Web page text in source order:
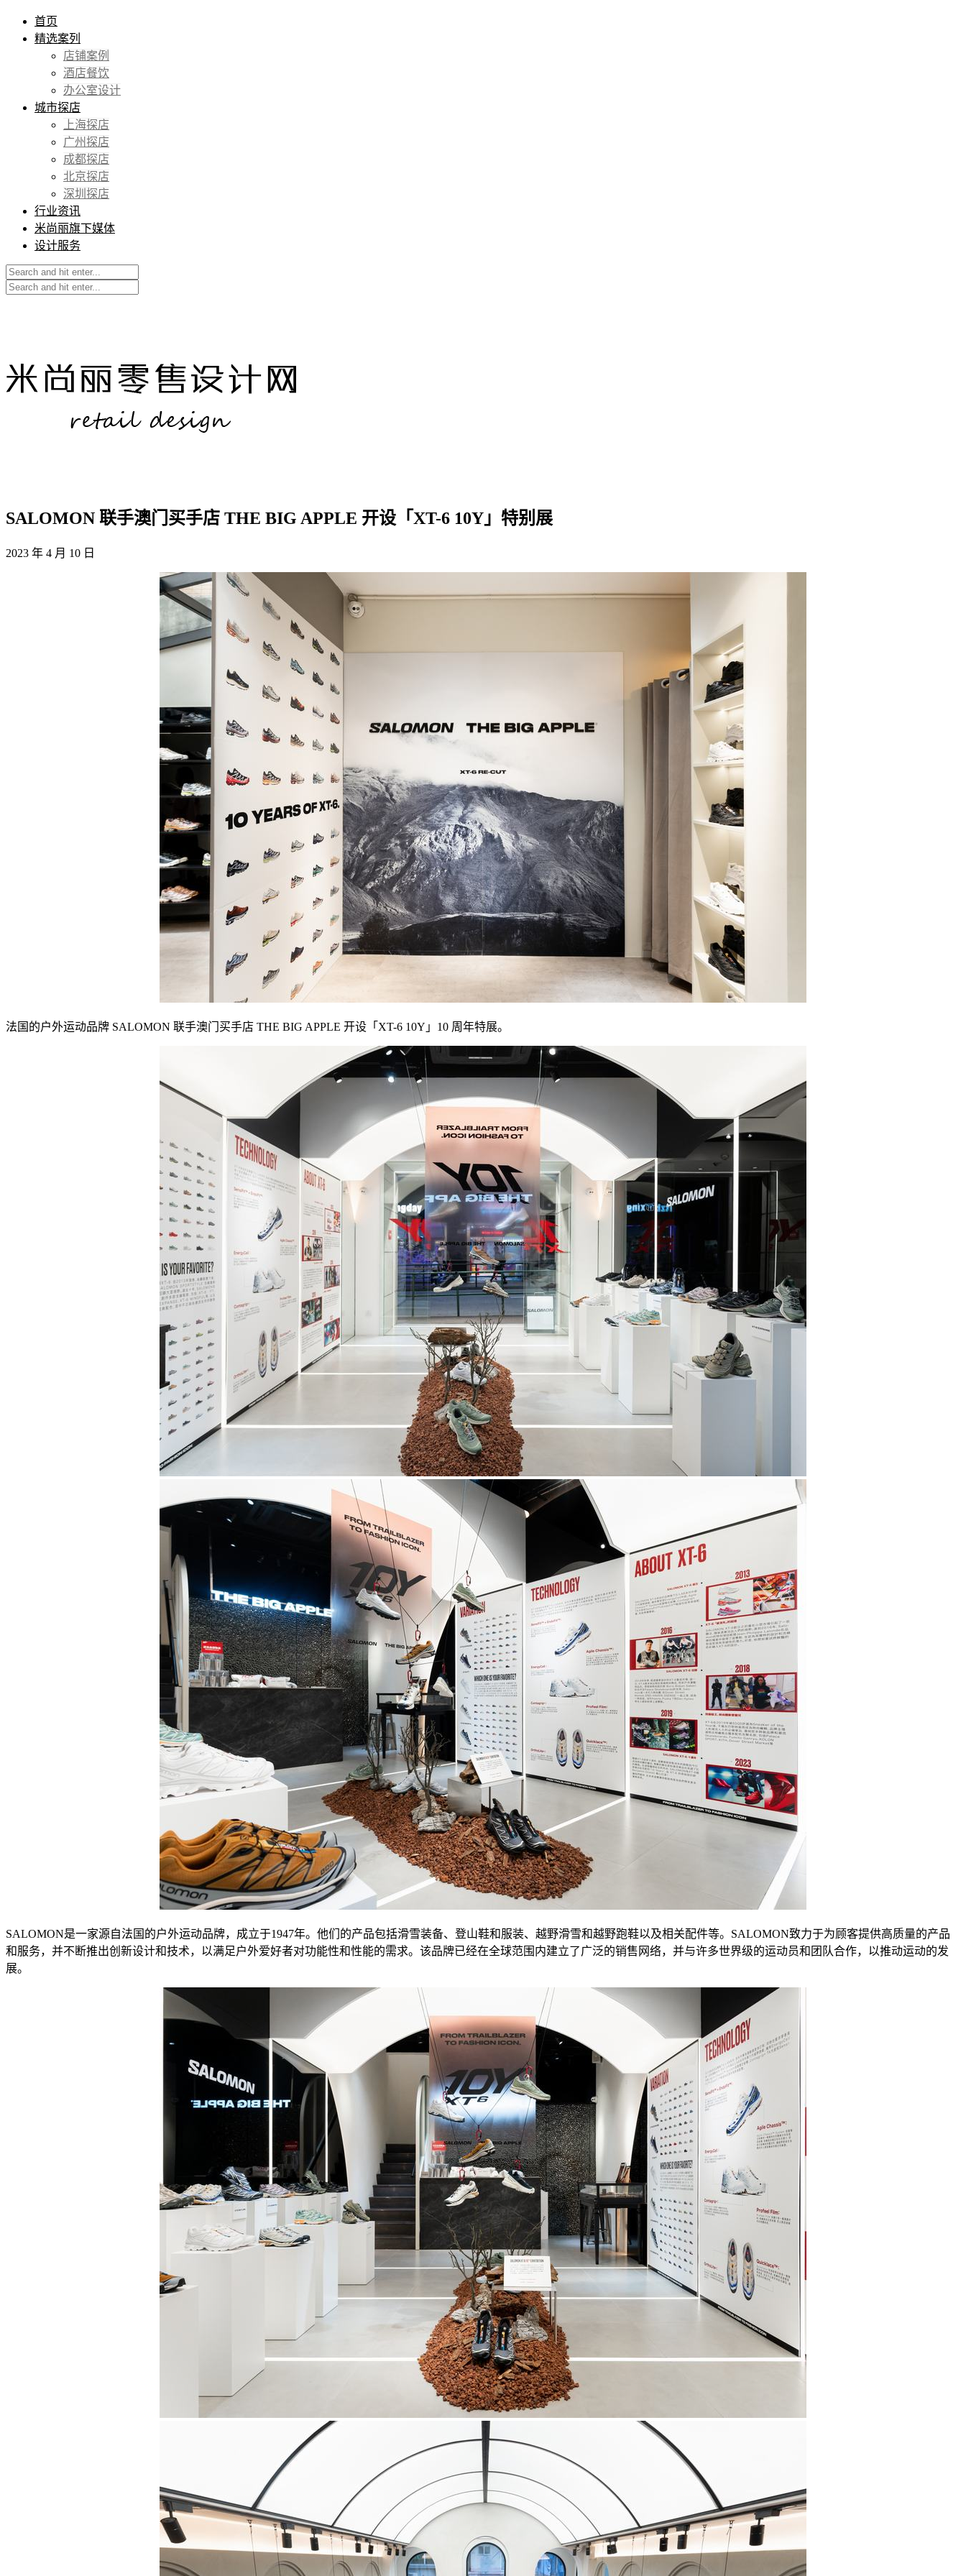
首页
精选案列
店铺案例
酒店餐饮
办公室设计
城市探店
上海探店
广州探店
成都探店
北京探店
深圳探店
行业资讯
米尚丽旗下媒体
设计服务
SALOMON 联手澳门买手店 THE BIG APPLE 开设「XT-6 10Y」特别展
2023 年 4 月 10 日
法国的户外运动品牌 SALOMON 联手澳门买手店 THE BIG APPLE 开设「XT-6 10Y」10 周年特展。
SALOMON是一家源自法国的户外运动品牌，成立于1947年。他们的产品包括滑雪装备、登山鞋和服装、越野滑雪和越野跑鞋以及相关配件等。SALOMON致力于为顾客提供高质量的产品
和服务，并不断推出创新设计和技术，以满足户外爱好者对功能性和性能的需求。该品牌已经在全球范围内建立了广泛的销售网络，并与许多世界级的运动员和团队合作，以推动运动的发
展。